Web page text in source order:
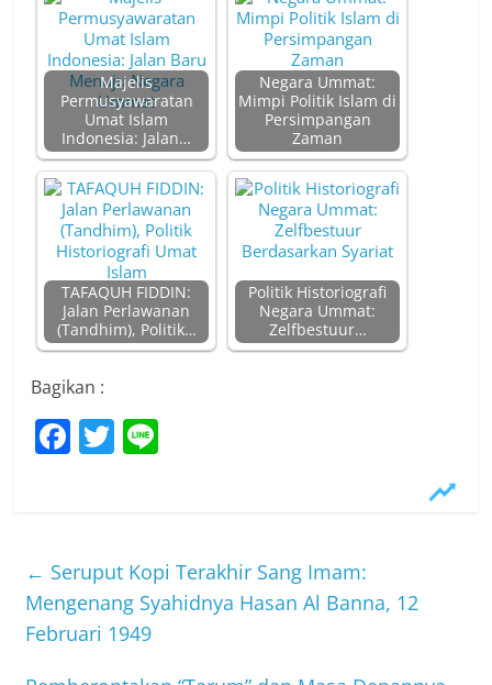
Majelis
Permusyawaratan
Umat Islam
Indonesia: Jalan…
Negara Ummat:
Mimpi Politik Islam di
Persimpangan
Zaman
TAFAQUH FIDDIN:
Jalan Perlawanan
(Tandhim), Politik…
Politik Historiografi
Negara Ummat:
Zelfbestuur…
Bagikan :
F
b
o
o
T
← Seruput Kopi Terakhir Sang Imam:
Mengenang Syahidnya Hasan Al Banna, 12
Februari 1949